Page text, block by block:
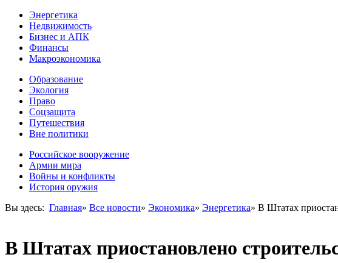
Энергетика
Недвижимость
Бизнес и АПК
Финансы
Макроэкономика
Образование
Экология
Право
Соцзащита
Путешествия
Вне политики
Российское вооружение
Армии мира
Войны и конфликты
История оружия
Вы здесь: Главная» Все новости» Экономика» Энергетика» В Штатах
В Штатах приостановлено